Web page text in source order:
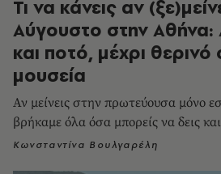
Τι να κάνεις αν
Αύγουστο στην
και ποτό, μέχρι θερινό
μουσεία
Αν μείνεις στην πρωτεύουσα μόνο
βρήκαμε όλα όσα μπορείς να δεις
Κωνσταντίνα Βουλγαρέλη